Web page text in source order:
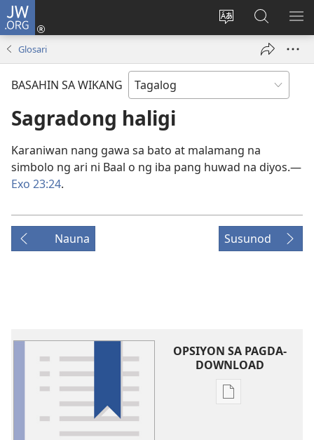
JW.ORG
Baguhin
ng
Mag-
log
bubukas
sa
JW.ORG
Glosari
BASAHIN SA WIKANG
Sagradong haligi
Karaniwan nang gawa sa bato at malamang na
simbolo ng ari ni Baal o ng iba pang huwad na diyos.—
Exo 23:24.
Nauna Susunod
OPSIYON SA PAGDA-
DOWNLOAD
Opsiyon